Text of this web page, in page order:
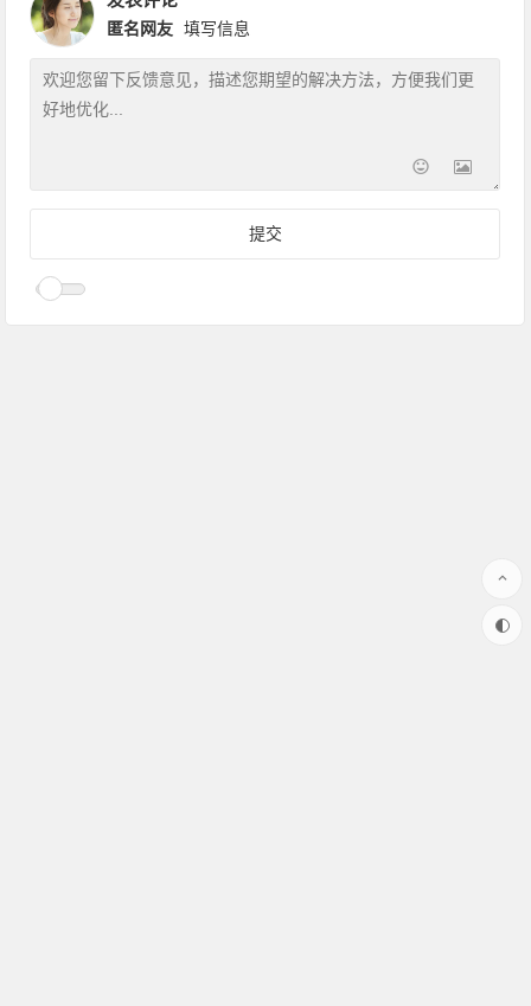
匿名网友 填写信息